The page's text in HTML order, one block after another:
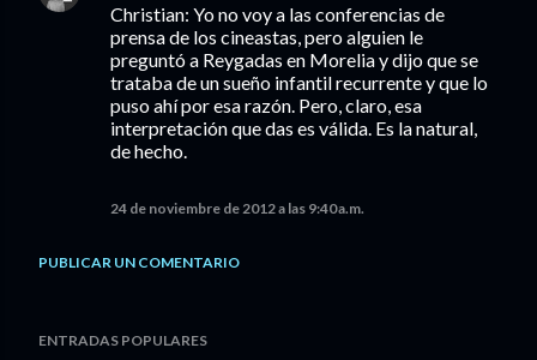
Christian: Yo no voy a las conferencias de
prensa de los cineastas, pero alguien le
preguntó a Reygadas en Morelia y dijo que se
trataba de un sueño infantil recurrente y que lo
puso ahí por esa razón. Pero, claro, esa
interpretación que das es válida. Es la natural,
de hecho.
24 de noviembre de 2012 a las 9:40 a.m.
PUBLICAR UN COMENTARIO
ENTRADAS POPULARES